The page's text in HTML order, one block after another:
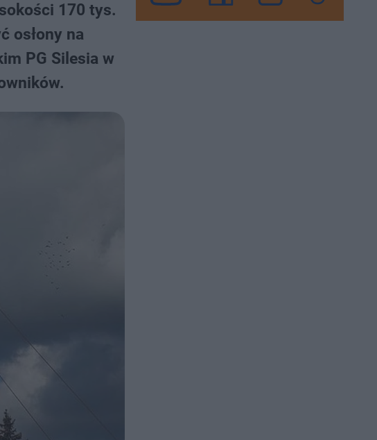
170 tys.
osłony na
PG Silesia w